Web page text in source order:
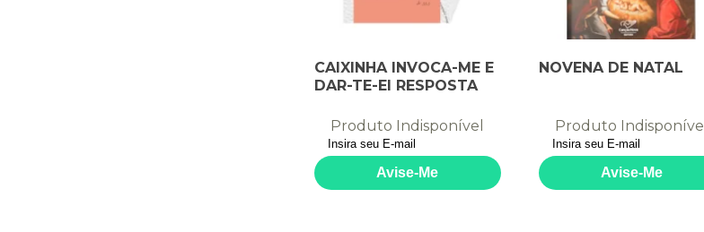
CAIXINHA INVOCA-ME E
DAR-TE-EI RESPOSTA
Produto Indisponível
NOVENA DE NATAL
Produto Indisponível